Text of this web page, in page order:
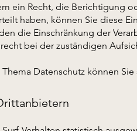
ein Recht, die Berichtigung
haben, können Sie diese
die Einschränkung der
bei der zuständigen
Datenschutz können